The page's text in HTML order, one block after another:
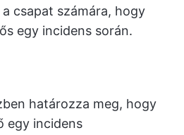
csapat számára, hogy
egy incidens során.
határozza meg, hogy
egy incidens